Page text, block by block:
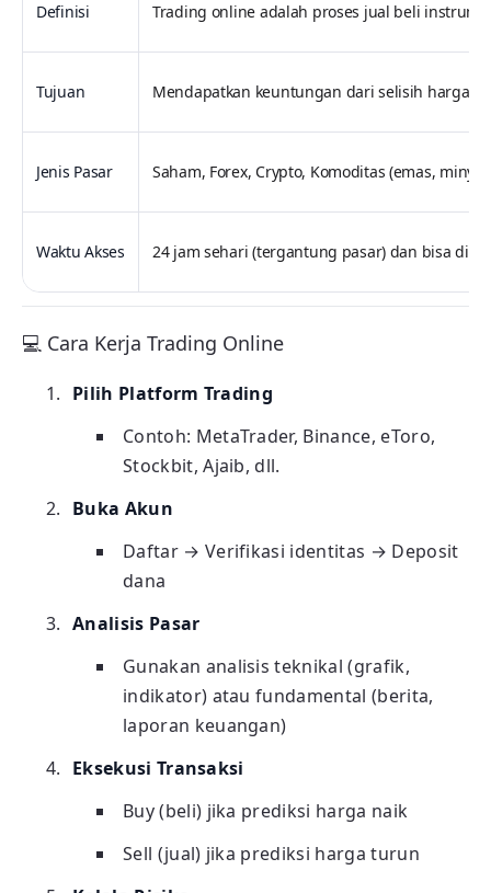
Definisi Trading online adalah proses jual beli
Tujuan Mendapatkan keuntungan dari selisih harga
Jenis Pasar Saham, Forex, Crypto, Komoditas (emas,
Waktu Akses 24 jam sehari (tergantung pasar) dan bisa
💻 Cara Kerja Trading Online
Pilih Platform Trading
Contoh: MetaTrader, Binance, eToro,
Stockbit, Ajaib, dll.
Buka Akun
Daftar → Verifikasi identitas → Deposit
dana
Analisis Pasar
Gunakan analisis teknikal (grafik,
indikator) atau fundamental (berita,
laporan keuangan)
Eksekusi Transaksi
Buy (beli) jika prediksi harga naik
Sell (jual) jika prediksi harga turun